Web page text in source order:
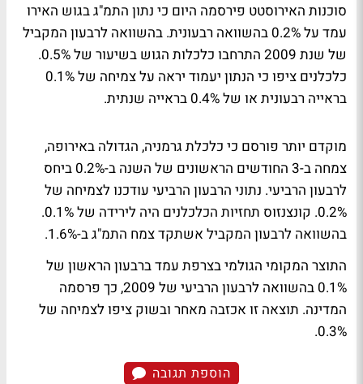
סוכנות האירוסטט פירסמה היום כי נתון התמ"ג בגוש האירו
עמד על 0.2% בהשוואה רבעונית. בהשוואה לרבעון המקביל
של שנת 2009 התרחבו כלכלות הגוש בשיעור של 0.5%.
כלכלנים ציפו כי הנתון יעמוד יראה על צמיחה של 0.1%
בראייה רבעונית או של 0.4% בראייה שנתית.
מוקדם יותר פורסם כי כלכלת גרמניה, הגדולה באירופה,
צמחה ב-3 החודשים הראשונים של השנה ב-0.2% ביחס
לרבעון הרביעי. נתוני הרבעון הרביעי עודכנו לצמיחה של
0.2%. קונצנזוס תחזיות הכלכלנים היה לירידה של 0.1%.
בהשוואה לרבעון המקביל אשתקד צמח התמ"ג ב-1.6%.
התוצר המקומי הגולמי בצרפת עמד ברבעון הראשון של
0.1% בהשוואה לרבעון הרביעי של 2009, כך פרסמה
המדינה. תוצאה זו אכזבה מאחר ובשוק ציפו לצמיחה של
0.3%.
הוספת תגובה